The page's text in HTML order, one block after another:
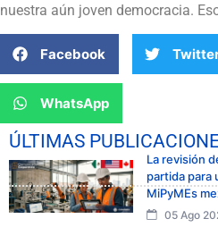
nuestra aún joven democracia.
Facebook
WhatsApp
ÚLTIMAS
La revisión
partida para
MiPyMEs
05 Ago